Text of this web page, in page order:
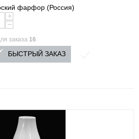
фарфор (Россия)
+
−
заказа 16.
БЫСТРЫЙ ЗАКАЗ